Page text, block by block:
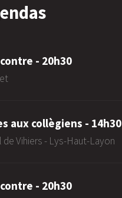
- 20h30
aux collègiens - 14h30
de Vihiers - Lys-Haut-Layon
- 20h30